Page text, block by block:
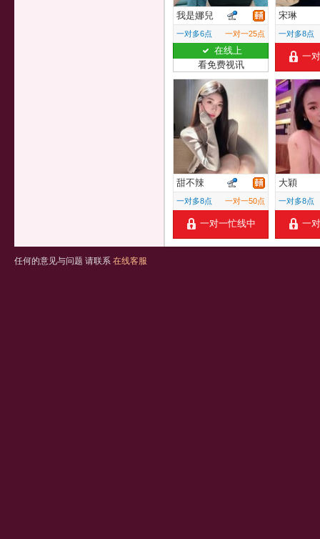
我是娜兒
一对多6点 一对一25点
在线上
看免费视讯
宋琳
一对多8点
一
甜不辣
一对多8点 一对一50点
一对一忙线中
大穎
一对多8点
一
任何的意见与问题 请联系 在线客服